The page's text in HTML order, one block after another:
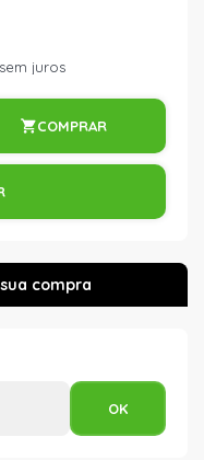
sem juros
COMPRAR